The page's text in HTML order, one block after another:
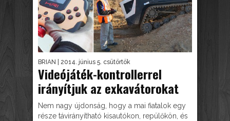
BRIAN | 2014. június 5. csütörtök
Videójáték-kontrollerrel
irányítjuk az exkavátorokat
Nem nagy újdonság, hogy a mai fiatalok egy
része távirányítható kisautókon, repülőkön, és